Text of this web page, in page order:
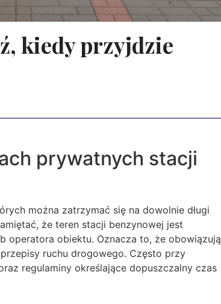
kiedy przyjdzie
prywatnych stacji
można zatrzymać się na dowolnie długi
że teren stacji benzynowej jest
operatora obiektu. Oznacza to, że obowiązują
ruchu drogowego. Często przy
regulaminy określające dopuszczalny czas